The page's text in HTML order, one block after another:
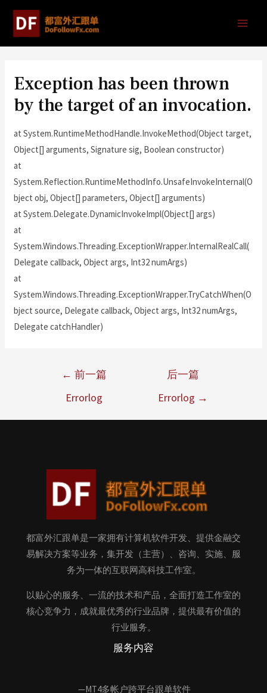
Exception has been thrown
by the target of an invocation.
at System.RuntimeMethodHandle.InvokeMethod(Object target,
Object[] arguments, Signature sig, Boolean constructor)
at
System.Reflection.RuntimeMethodInfo.UnsafeInvokeInternal(O
bject obj, Object[] parameters, Object[] arguments)
at System.Delegate.DynamicInvokeImpl(Object[] args)
at
System.Windows.Threading.ExceptionWrapper.InternalRealCall(
Delegate callback, Object args, Int32 numArgs)
at
System.Windows.Threading.ExceptionWrapper.TryCatchWhen(O
bject source, Delegate callback, Object args, Int32 numArgs,
Delegate catchHandler)
← 前一篇
Errorlog
后一篇
Errorlog →
都富外汇跟单是一家拥有计算机软件开发、提供金融交
易解决方案等业务，集开发（主营）、咨询、实施、服
务为一体的互联网高科技工作室。
以贴心的服务、一流的技术和产品，全面打造工作室的
核心竞争力，成就最优秀的行业品牌，提供最有价值的
行业服务。
服务内容
—MT4多帐户跨平台跟单软件